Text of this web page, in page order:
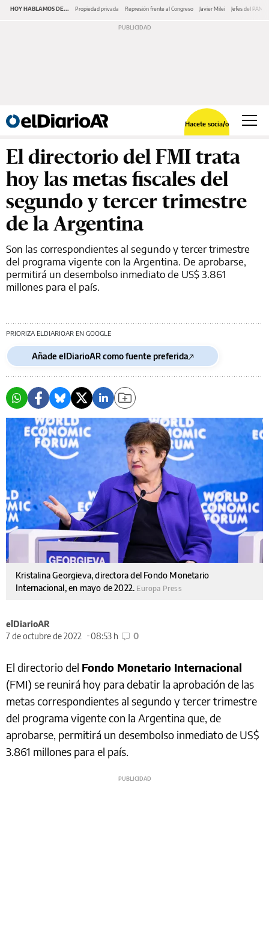
HOY HABLAMOS DE... Propiedad privada Represión frente al Congreso Javier Milei Jefes del PAMI
Hacete socia/o
El directorio del FMI trata
hoy las metas fiscales del
segundo y tercer trimestre
de la Argentina
Son las correspondientes al segundo y tercer trimestre
del programa vigente con la Argentina. De aprobarse,
permitirá un desembolso inmediato de US$ 3.861
millones para el país.
PRIORIZA ELDIARIOAR EN GOOGLE
Añade elDiarioAR como fuente preferida
Kristalina Georgieva, directora del Fondo Monetario
Internacional, en mayo de 2022. Europa Press
elDiarioAR
7 de octubre de 2022
08:53 h 0
El directorio del Fondo Monetario Internacional
(FMI) se reunirá hoy para debatir la aprobación de las
metas correspondientes al segundo y tercer trimestre
del programa vigente con la Argentina que, de
aprobarse, permitirá un desembolso inmediato de US$
3.861 millones para el país.